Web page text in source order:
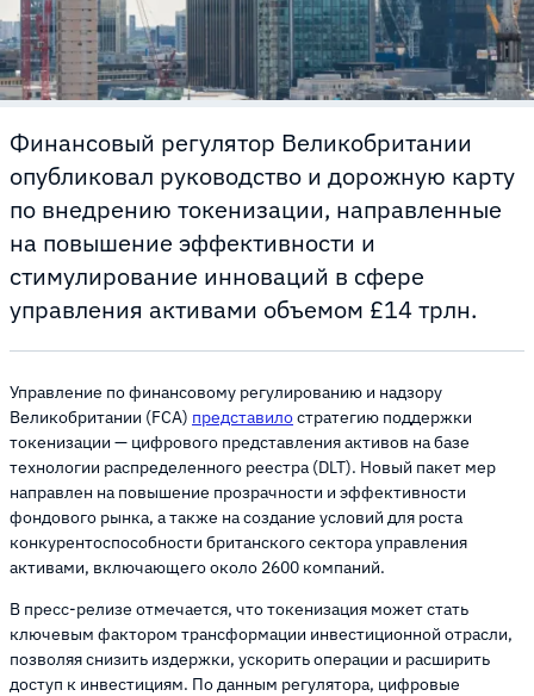
Финансовый регулятор Великобритании
опубликовал руководство и дорожную карту
по внедрению токенизации, направленные
на повышение эффективности и
стимулирование инноваций в сфере
управления активами объемом £14 трлн.
Управление по финансовому регулированию и надзору
Великобритании (FCA) представилостратегию поддержки
токенизации — цифрового представления активов на базе
технологии распределенного реестра (DLT). Новый пакет мер
направлен на повышение прозрачности и эффективности
фондового рынка, а также на создание условий для роста
конкурентоспособности британского сектора управления
активами, включающего около 2600 компаний.
В пресс-релизе отмечается, что токенизация может стать
ключевым фактором трансформации инвестиционной отрасли,
позволяя снизить издержки, ускорить операции и расширить
доступ к инвестициям. По данным регулятора, цифровые